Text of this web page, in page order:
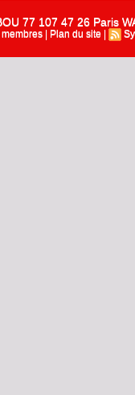
77 107 47 26 Paris
Plan du site